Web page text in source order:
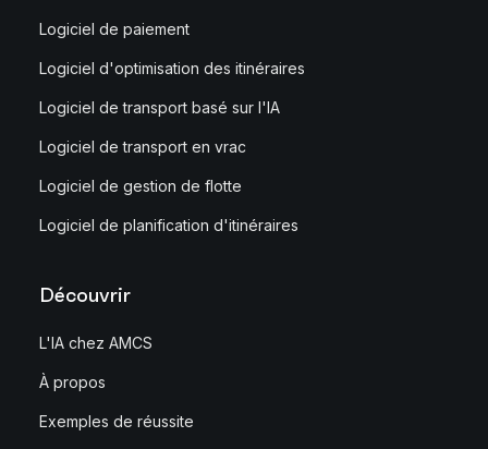
Logiciel de paiement
Logiciel d'optimisation des itinéraires
Logiciel de transport basé sur l'IA
Logiciel de transport en vrac
Logiciel de gestion de flotte
Logiciel de planification d'itinéraires
Découvrir
L'IA chez AMCS
À propos
Exemples de réussite